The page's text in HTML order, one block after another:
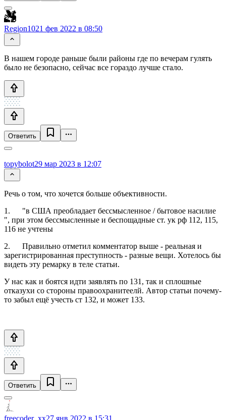
Region1021 фев 2022 в 08:50
В нашем городе раньше были районы где по вечерам гулять
было не безопасно, сейчас все гораздо лучше стало.
Ответить
topybolot29 мар 2023 в 12:07
Речь о том, что хочется больше объективности.
1. "в США преобладает бессмысленное / бытовое насилие
", при этом бессмысленные и беспощадные ст. ук рф 112, 115,
116 не учтены
2. Правильно отметил комментатор выше - реальная и
зарегистрированная преступность - разные вещи. Хотелось бы
видеть эту ремарку в теле статьи.
У нас как и боятся идти заявлять по 131, так и сплошные
отказухи со стороны правоохранитеелй. Автор статьи почему-
то забыл ещё учесть ст 132, и может 133.
Ответить
freecoder_xx27 янв 2022 в 15:31